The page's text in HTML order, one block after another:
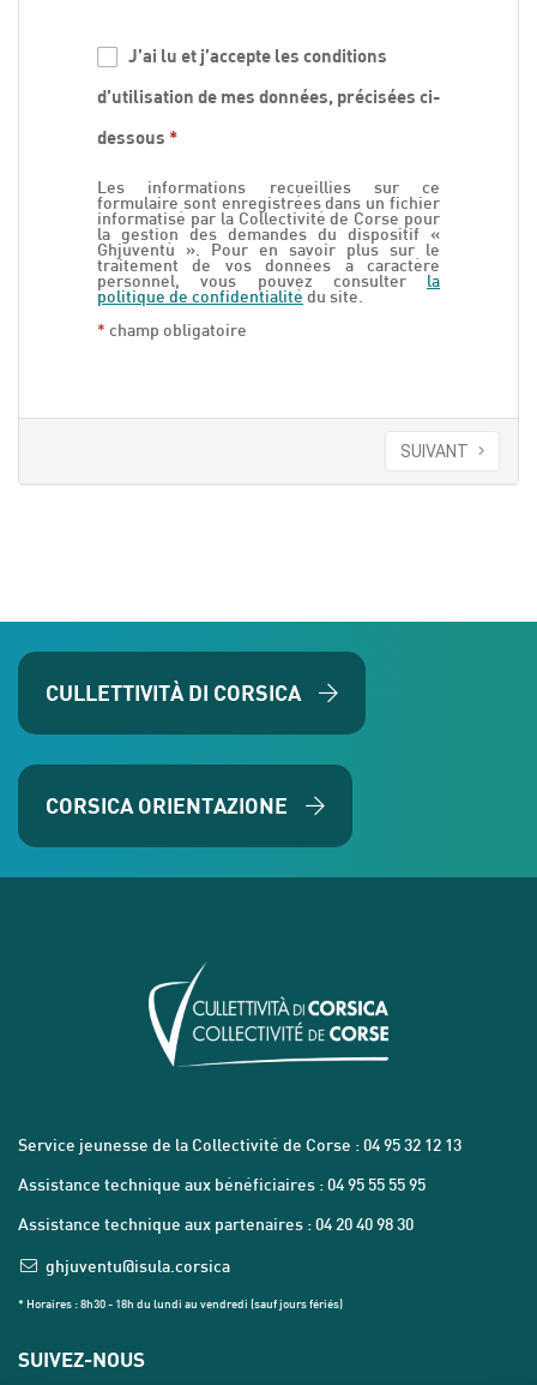
J’ai lu et j’accepte les conditions
d’utilisation de mes données, précisées ci-
dessous *
Les informations recueillies sur ce
formulaire sont enregistrées dans un fichier
informatisé par la Collectivité de Corse pour
la gestion des demandes du dispositif «
Ghjuventù ». Pour en savoir plus sur le
traitement de vos données à caractère
personnel, vous pouvez consulter la
politique de confidentialité du site.
* champ obligatoire
SUIVANT
CULLETTIVITÀ DI CORSICA
CORSICA ORIENTAZIONE
Service jeunesse de la Collectivité de Corse : 04 95 32 12 13
Assistance technique aux bénéficiaires : 04 95 55 55 95
Assistance technique aux partenaires : 04 20 40 98 30
ghjuventu@isula.corsica
* Horaires : 8h30 - 18h du lundi au vendredi (sauf jours fériés)
SUIVEZ-NOUS